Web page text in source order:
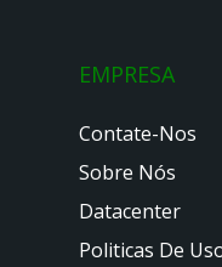
EMPRESA
Contate-Nos
Sobre Nós
Datacenter
Politicas De